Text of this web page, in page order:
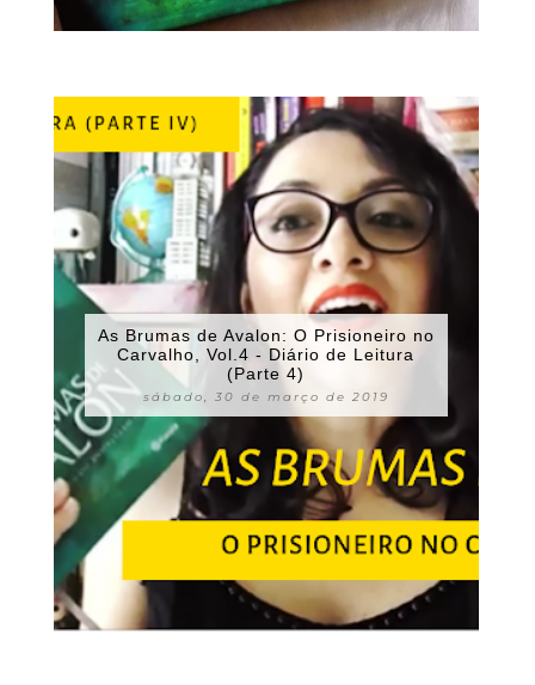
As Brumas de Avalon: O Prisioneiro no
Carvalho, Vol.4 - Diário de Leitura
(Parte 4)
sábado, 30 de março de 2019